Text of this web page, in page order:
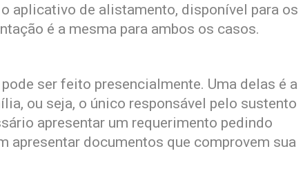
aplicativo de alistamento, disponível para os
é a mesma para ambos os casos.
ser feito presencialmente. Uma delas é a
ou seja, o único responsável pelo sustento
apresentar um requerimento pedindo
apresentar documentos que comprovem sua